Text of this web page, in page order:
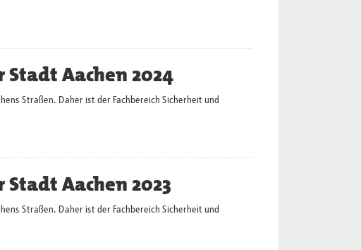
Aachen 2024
Straßen. Daher ist der Fachbereich Sicherheit und
Aachen 2023
Straßen. Daher ist der Fachbereich Sicherheit und